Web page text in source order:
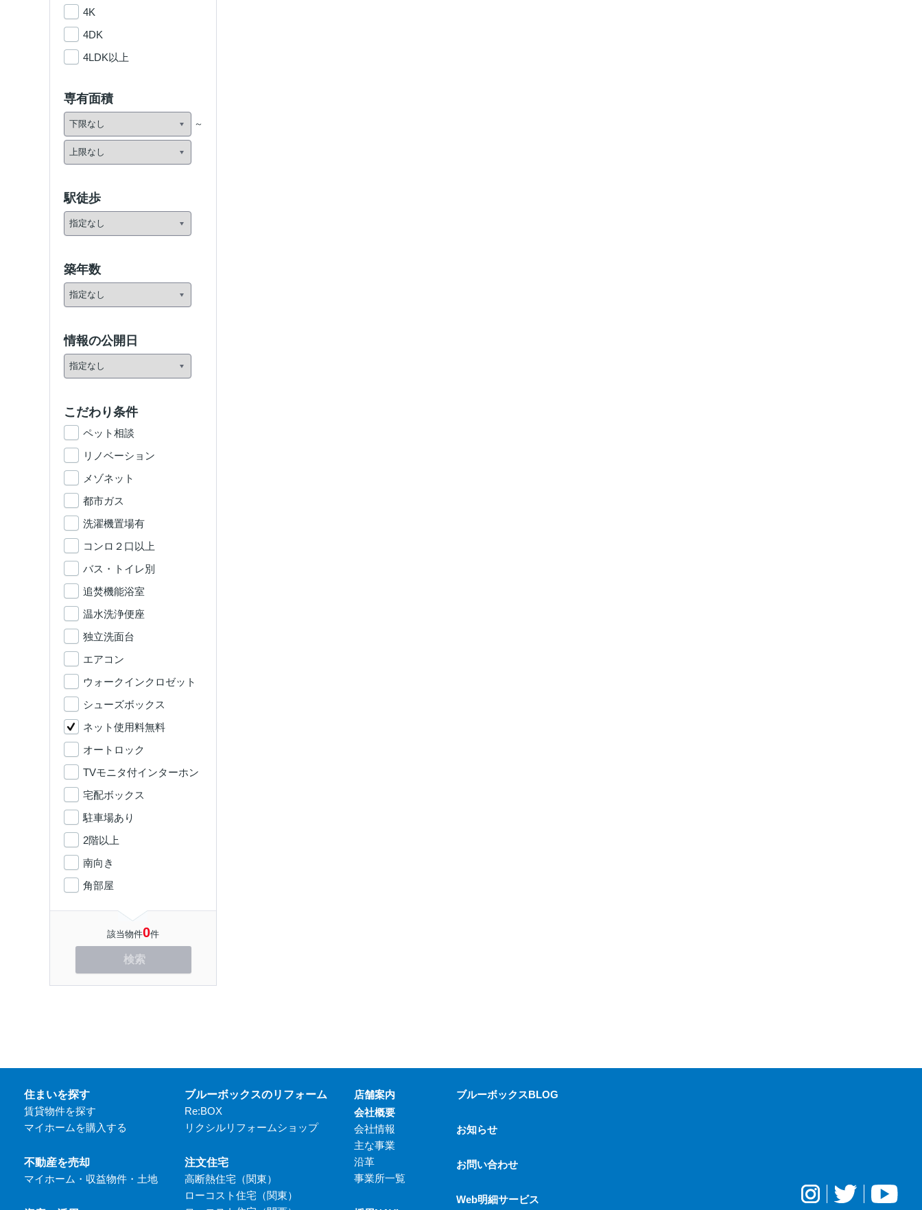
4K
4DK
4LDK以上
専有面積
駅徒歩
築年数
情報の公開日
こだわり条件
ペット相談
リノベーション
メゾネット
都市ガス
洗濯機置場有
コンロ２口以上
バス・トイレ別
追焚機能浴室
温水洗浄便座
独立洗面台
エアコン
ウォークインクロゼット
シューズボックス
ネット使用料無料
オートロック
TVモニタ付インターホン
宅配ボックス
駐車場あり
2階以上
南向き
角部屋
該当物件0件
検索
住まいを探す
賃貸物件を探す
マイホームを購入する
不動産を売却
マイホーム・収益物件・土地
ブルーボックスのリフォーム
Re:BOX
リクシルリフォームショップ
注文住宅
高断熱住宅（関東）
ローコスト住宅（関東）
店舗案内
会社概要
会社情報
主な事業
沿革
事業所一覧
ブルーボックスBLOG
お知らせ
お問い合わせ
Web明細サービス